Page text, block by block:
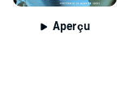
Aperçu